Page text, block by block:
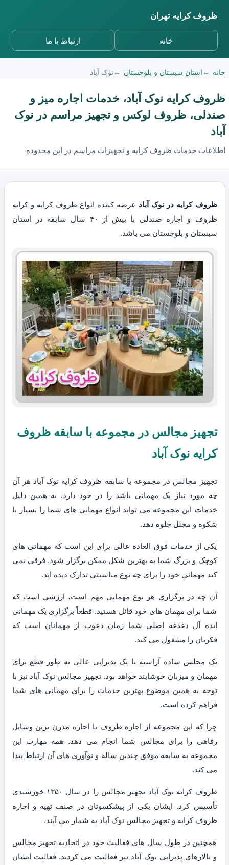
ظروف کرایه تهران
خانه ارتباط با ما
خانه استان سیستان و بلوچستان نوک آباد
ظروف کرایه نوک آباد، خدمات اجاره میز و
صندلی، ظروف لوکس و تجهیز مراسم در نوک
آباد
اطلاعات خدمات ظروف کرایه و تجهیزات مراسم در این محدوده
ظروف کرایه در نوک آباد عرضه کننده انواع ظروف کرایه و کرایه
ظروف و اجاره صندلی با بیش از ۴۰ سال سابقه در استان
سیستان و بلوچستان می باشد.
تجهیز مجالس در مجموعه با سابقه ظروف
کرایه نوک آباد
تجهیز مجالس در مجموعه با سابقه ظروف کرایه نوک آباد هر آن
چه مورد نیاز یک مهمانی باشد را در خود دارد. به همین دلیل
خدمات این مجموعه می تواند انواع مهمانی های شما را بسیار با
شکوه و مجلل جلوه دهد.
یکی از خدمات فوق العاده عالی برای این است که مهمانی های
کوچک و بزرگ شما به بهترین شکل ممکن برگزار شود. فرقی نمی
کند مهمانی خود را برای چه نوع مناسبتی تدارک دیده اید.
آن چه در برگزاری هر نوع مهمانی مهم است، ارزشی است که
شما برای مهمان های خود قائل هستید. قطعاً برگزاری یک مهمانی
ایده آل دغدغه اصلی شما زمان دعوت از مهمانان است که
فکرتان را مشغول می کند.
یک مجلس ساده آراسته با یک پذیرایی عالی به طور قطع برای
مهمان و میزبان خوشایند خواهد بود. تجهیز مجالس نوک آباد نیز با
توجه به همین موضوع بهترین خدمات را برای مهمانی های شما
فراهم کرده است.
چرا که این مجموعه از اجاره ظروف تا اجاره مدرن ترین وسایل
رفاهی را برای مجالس شما انجام می دهد. همه مهارت این
مجموعه به سابقه موفق چندین ساله و نوآوری های آن ارتباط پیدا
می کند.
ظروف کرایه نوک آباد تجهیز مجالس را در سال ۱۳۵۰ خورشیدی
تأسیس کرد. ایشان یکی از پیشکسوتان در صنف تهیه و اجاره
ظروف کرایه و تجهیز مجالس نوک آباد به شمار می آیند.
همچنین در طول سال های فعالیت خود در اتحادیه تجهیز مجالس
و تالارهای پذیرایی نوک آباد نیز فعالیت می کردند. فعالیت ایشان